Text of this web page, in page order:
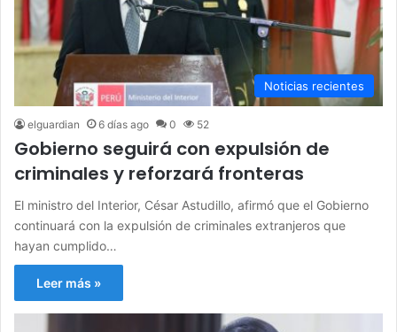
Noticias recientes
elguardian 6 días ago 0 52
Gobierno seguirá con expulsión de
criminales y reforzará fronteras
El ministro del Interior, César Astudillo, afirmó que el Gobierno
continuará con la expulsión de criminales extranjeros que
hayan cumplido…
Leer más »